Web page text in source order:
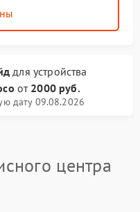
для устройства
от 2000 руб.
дату 09.08.2026
центра